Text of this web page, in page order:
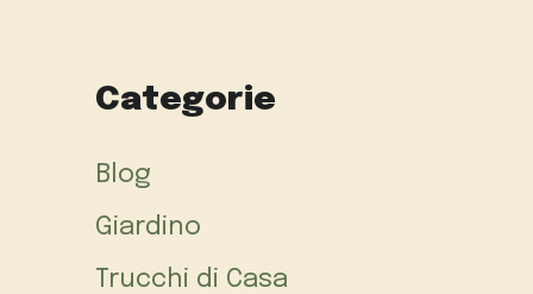
Categorie
Blog
Giardino
Trucchi di Casa